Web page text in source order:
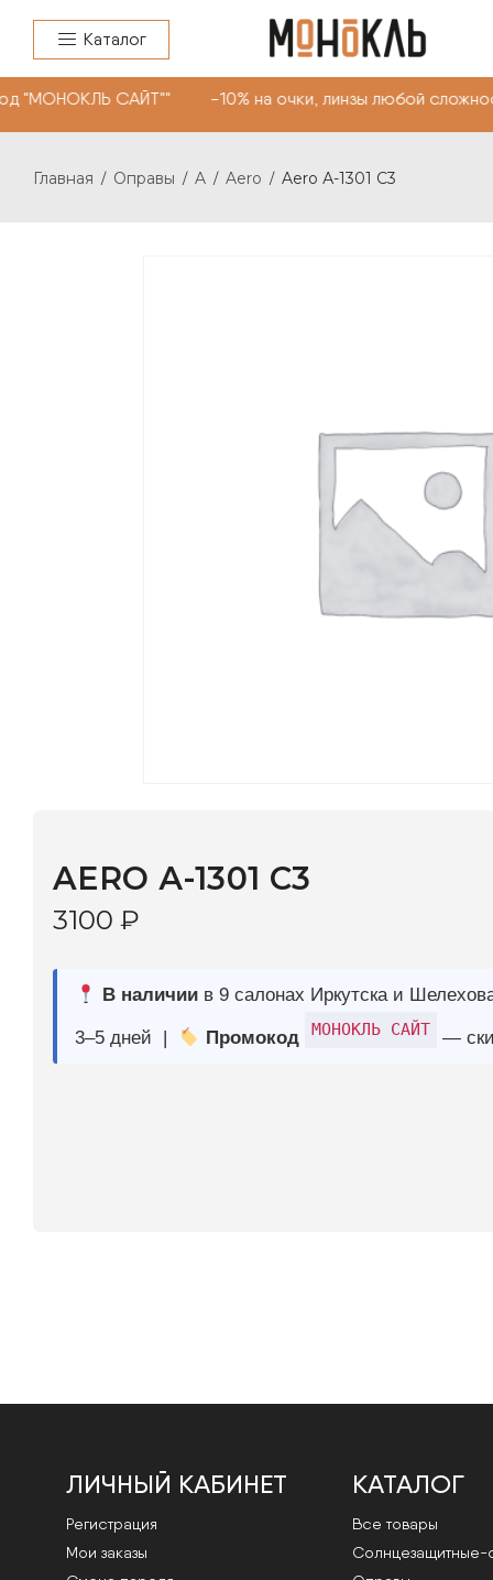
Каталог
САЙТ"" -10% на очки, линзы любой
Главная / Оправы / A / Aero / Aero А-1301 С3
3–5 дней | Промокод
ЛИЧНЫЙ КАБИНЕТ
Регистрация
Мои заказы
КАТАЛОГ
Все товары
Cолнцезащитные-